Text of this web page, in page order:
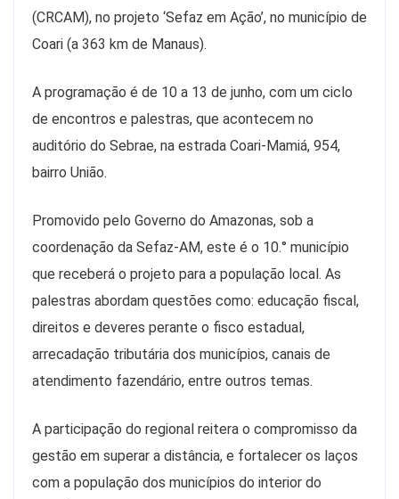
(CRCAM), no projeto ‘Sefaz em Ação’, no município de
Coari (a 363 km de Manaus).
A programação é de 10 a 13 de junho, com um ciclo
de encontros e palestras, que acontecem no
auditório do Sebrae, na estrada Coari-Mamiá, 954,
bairro União.
Promovido pelo Governo do Amazonas, sob a
coordenação da Sefaz-AM, este é o 10.° município
que receberá o projeto para a população local. As
palestras abordam questões como: educação fiscal,
direitos e deveres perante o fisco estadual,
arrecadação tributária dos municípios, canais de
atendimento fazendário, entre outros temas.
A participação do regional reitera o compromisso da
gestão em superar a distância, e fortalecer os laços
com a população dos municípios do interior do